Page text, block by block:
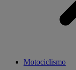
Motociclismo